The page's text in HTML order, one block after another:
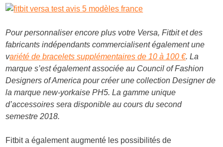
Pour personnaliser encore plus votre Versa, Fitbit et des
fabricants indépendants commercialisent également une
variété de bracelets supplémentaires de 10 à 100 €. La
marque s’est également associée au Council of Fashion
Designers of America pour créer une collection Designer de
la marque new-yorkaise PH5. La gamme unique
d’accessoires sera disponible au cours du second
semestre 2018.
Fitbit a également augmenté les possibilités de